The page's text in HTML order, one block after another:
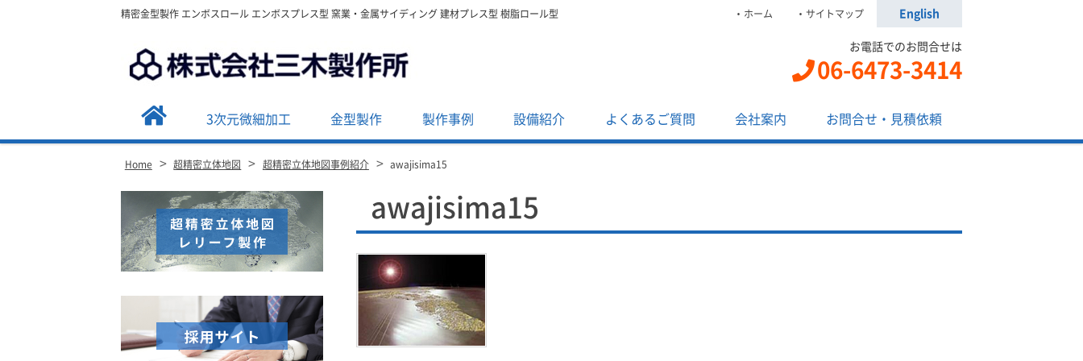
精密金型製作 エンボスロール エンボスプレス型 窯業・金属サイディング 建材プレス型 樹脂ロール型 ホーム サイトマップ English
お電話でのお問合せは
06-6473-3414
3次元微細加工 金型製作 製作事例 設備紹介 よくあるご質問 会社案内 お問合せ・見積依頼
Home > 超精密立体地図 > 超精密立体地図事例紹介 > awajisima15
awajisima15